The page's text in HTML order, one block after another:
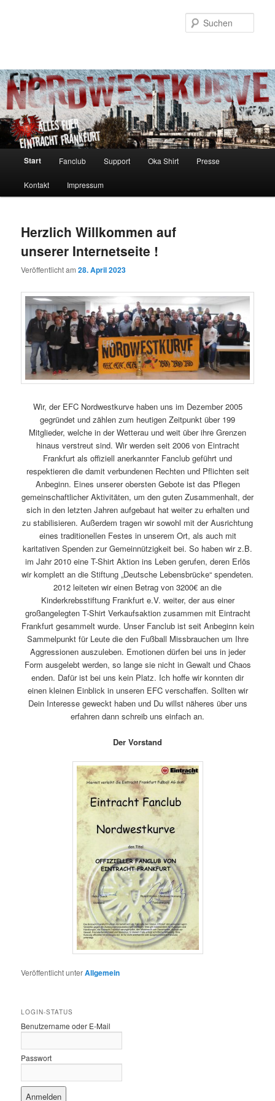
Hauptmenü
Start Fanclub Support Oka Shirt Presse
Kontakt Impressum
Herzlich Willkommen auf
unserer Internetseite !
Veröffentlicht am28. April 2023
Wir, der EFC Nordwestkurve haben uns im Dezember 2005
gegründet und zählen zum heutigen Zeitpunkt über 199
Mitglieder, welche in der Wetterau und weit über ihre Grenzen
hinaus verstreut sind. Wir werden seit 2006 von Eintracht
Frankfurt als offiziell anerkannter Fanclub geführt und
respektieren die damit verbundenen Rechten und Pflichten seit
Anbeginn. Eines unserer obersten Gebote ist das Pflegen
gemeinschaftlicher Aktivitäten, um den guten Zusammenhalt, der
sich in den letzten Jahren aufgebaut hat weiter zu erhalten und
zu stabilisieren. Außerdem tragen wir sowohl mit der Ausrichtung
eines traditionellen Festes in unserem Ort, als auch mit
karitativen Spenden zur Gemeinnützigkeit bei. So haben wir z.B.
im Jahr 2010 eine T-Shirt Aktion ins Leben gerufen, deren Erlös
wir komplett an die Stiftung „Deutsche Lebensbrücke“ spendeten.
2012 leiteten wir einen Betrag von 3200€ an die
Kinderkrebsstiftung Frankfurt e.V. weiter, der aus einer
großangelegten T-Shirt Verkaufsaktion zusammen mit Eintracht
Frankfurt gesammelt wurde. Unser Fanclub ist seit Anbeginn kein
Sammelpunkt für Leute die den Fußball Missbrauchen um Ihre
Aggressionen auszuleben. Emotionen dürfen bei uns in jeder
Form ausgelebt werden, so lange sie nicht in Gewalt und Chaos
enden. Dafür ist bei uns kein Platz. Ich hoffe wir konnten dir
einen kleinen Einblick in unseren EFC verschaffen. Sollten wir
Dein Interesse geweckt haben und Du willst näheres über uns
erfahren dann schreib uns einfach an.
Der Vorstand
Veröffentlicht unterAllgemein
LOGIN-STATUS
Benutzername oder E-Mail
Passwort